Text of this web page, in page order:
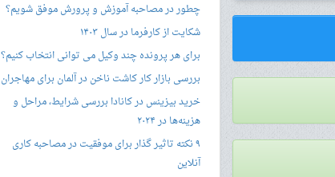
چطور در مصاحبه‌ آموزش و پرورش موفق شویم؟
شکایت از کارفرما در سال ۱۴۰۳
برای هر پرونده چند وکیل می توانی انتخاب کنیم؟
بررسی بازار کار کاشت ناخن در آلمان برای مهاجران
خرید بیزینس در کانادا بررسی شرایط، مراحل و
هزینه‌ها در ۲۰۲۴
۹ نکته تاثیر گذار برای موفقیت در مصاحبه کاری
آنلاین